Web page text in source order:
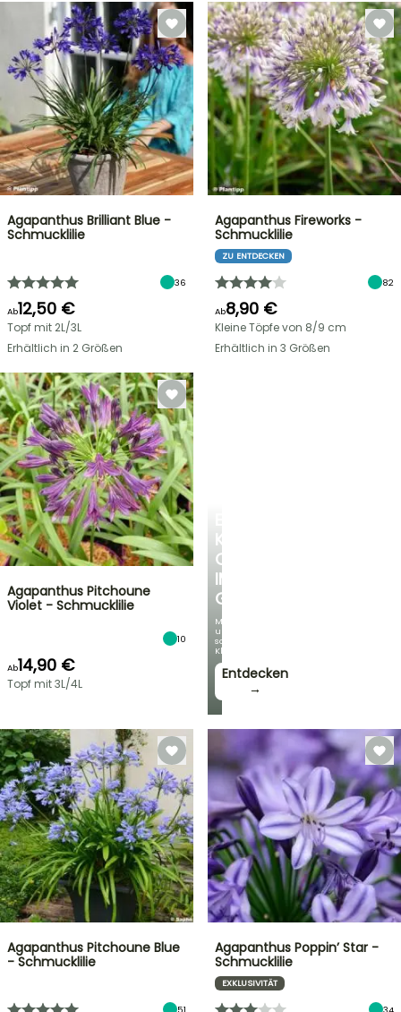
KÜHLE
OASE
IM
GARTEN
Mit
unseren
schönsten
Kletterpflanzen!
Entdecken
→
Agapanthus Brilliant Blue -
Schmucklilie
36
Ab12,50 €
Topf mit 2L/3L
Erhältlich in 2 Größen
Agapanthus Fireworks -
Schmucklilie
ZU ENTDECKEN
82
Ab8,90 €
Kleine Töpfe von 8/9 cm
Erhältlich in 3 Größen
Agapanthus Pitchoune
Violet - Schmucklilie
10
Ab14,90 €
Topf mit 3L/4L
Agapanthus Pitchoune Blue
- Schmucklilie
51
Agapanthus Poppin’ Star -
Schmucklilie
EXKLUSIVITÄT
34